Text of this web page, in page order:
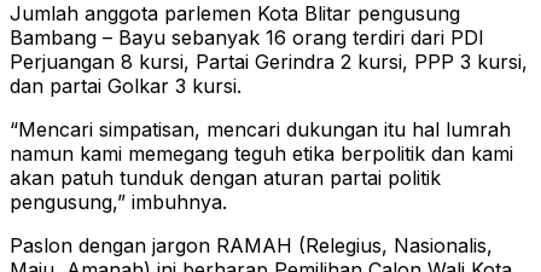
Jumlah anggota parlemen Kota Blitar pengusung
Bambang – Bayu sebanyak 16 orang terdiri dari PDI
Perjuangan 8 kursi, Partai Gerindra 2 kursi, PPP 3 kursi,
dan partai Golkar 3 kursi.
“Mencari simpatisan, mencari dukungan itu hal lumrah
namun kami memegang teguh etika berpolitik dan kami
akan patuh tunduk dengan aturan partai politik
pengusung,” imbuhnya.
Paslon dengan jargon RAMAH (Relegius, Nasionalis,